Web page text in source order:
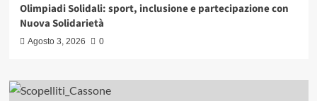
Olimpiadi Solidali: sport, inclusione e partecipazione con
Nuova Solidarietà
Agosto 3, 2026 0